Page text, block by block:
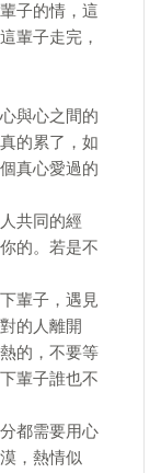
子的情，這
輩子走完，
與心之間的
的累了，如
真心愛過的
共同的經
的。若是不
輩子，遇見
的人離開
的，不要等
輩子誰也不
都需要用心
，熱情似